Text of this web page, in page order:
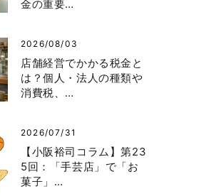
金の重要…
2026/08/03
店舗経営でかかる税金と
は？個人・法人の種類や
消費税、…
2026/07/31
【小阪裕司コラム】第23
5回：「手芸店」で「お
菓子」…